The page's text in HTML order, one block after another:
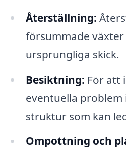
Återställning:
försummade
ursprungliga skick.
Besiktning: För att
eventuella problem
struktur som kan
Ompottning och